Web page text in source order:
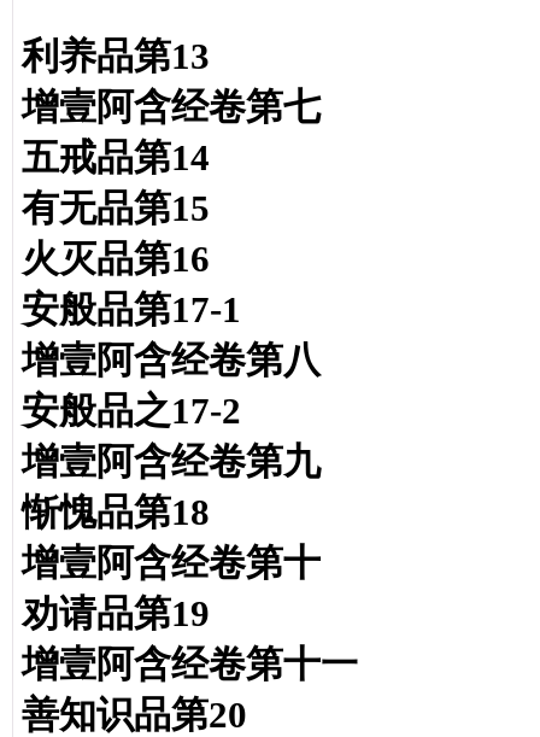
利养品第13
增壹阿含经卷第七
五戒品第14
有无品第15
火灭品第16
安般品第17-1
增壹阿含经卷第八
安般品之17-2
增壹阿含经卷第九
惭愧品第18
增壹阿含经卷第十
劝请品第19
增壹阿含经卷第十一
善知识品第20